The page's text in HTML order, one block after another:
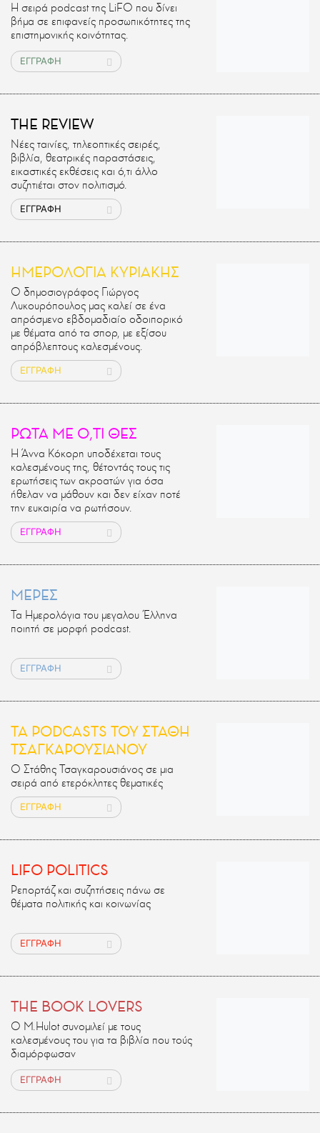
H σειρά podcast της LiFO που δίνει
βήμα σε επιφανείς προσωπικότητες της
επιστημονικής κοινότητας.
ΕΓΓΡΑΦΗ
THE REVIEW
Νέες ταινίες, τηλεοπτικές σειρές,
βιβλία, θεατρικές παραστάσεις,
εικαστικές εκθέσεις και ό,τι άλλο
συζητιέται στον πολιτισμό.
ΕΓΓΡΑΦΗ
ΗΜΕΡΟΛΟΓΙΑ ΚΥΡΙΑΚΗΣ
Ο δημοσιογράφος Γιώργος
Λυκουρόπουλος μας καλεί σε ένα
απρόσμενο εβδομαδιαίο οδοιπορικό
με θέματα από τα σπορ, με εξίσου
απρόβλεπτους καλεσμένους.
ΕΓΓΡΑΦΗ
ΡΩΤΑ ΜΕ Ο,ΤΙ ΘΕΣ
Η Άννα Κόκορη υποδέχεται τους
καλεσμένους της, θέτοντάς τους τις
ερωτήσεις των ακροατών για όσα
ήθελαν να μάθουν και δεν είχαν ποτέ
την ευκαιρία να ρωτήσουν.
ΕΓΓΡΑΦΗ
ΜΕΡΕΣ
Τα Ημερολόγια του μεγαλου Έλληνα
ποιητή σε μορφή podcast.
ΕΓΓΡΑΦΗ
ΤΑ PODCASTS ΤΟΥ ΣΤΑΘΗ
ΤΣΑΓΚΑΡΟΥΣΙΑΝΟΥ
Ο Στάθης Τσαγκαρουσιάνος σε μια
σειρά από ετερόκλητες θεματικές
ΕΓΓΡΑΦΗ
LIFO POLITICS
Ρεπορτάζ και συζητήσεις πάνω σε
θέματα πολιτικής και κοινωνίας
ΕΓΓΡΑΦΗ
THE BOOK LOVERS
Ο M.Ηulot συνομιλεί με τους
καλεσμένους του για τα βιβλία που τούς
διαμόρφωσαν
ΕΓΓΡΑΦΗ